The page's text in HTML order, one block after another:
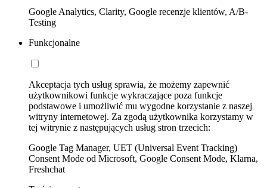
Google Analytics, Clarity, Google recenzje klientów, A/B-
Testing
Funkcjonalne
Akceptacja tych usług sprawia, że możemy zapewnić
użytkownikowi funkcje wykraczające poza funkcje
podstawowe i umożliwić mu wygodne korzystanie z naszej
witryny internetowej. Za zgodą użytkownika korzystamy w
tej witrynie z następujących usług stron trzecich:
Google Tag Manager, UET (Universal Event Tracking)
Consent Mode od Microsoft, Google Consent Mode, Klarna,
Freshchat